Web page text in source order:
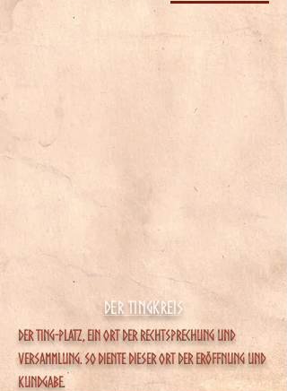
Der Tingkreis
Der Ting-Platz, ein ort der rechtsprechung und
versammlung. so diente dieser Ort der eröffnung und
kundgabe.